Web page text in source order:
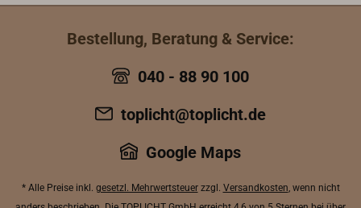
Bestellung, Beratung & Service:
040 - 88 90 100
toplicht@toplicht.de
Google Maps
* Alle Preise inkl. gesetzl. Mehrwertsteuerzzgl. Versandkosten, wenn nicht